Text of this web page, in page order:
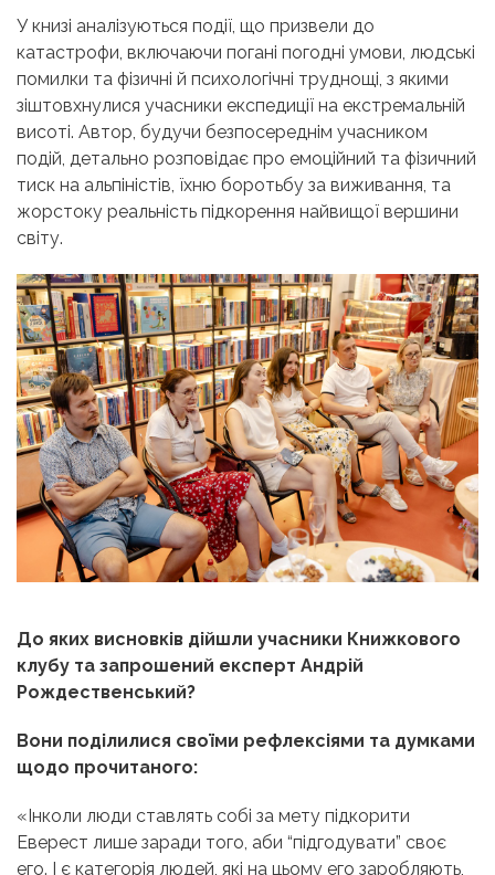
У книзі аналізуються події, що призвели до
катастрофи, включаючи погані погодні умови, людські
помилки та фізичні й психологічні труднощі, з якими
зіштовхнулися учасники експедиції на екстремальній
висоті. Автор, будучи безпосереднім учасником
подій, детально розповідає про емоційний та фізичний
тиск на альпіністів, їхню боротьбу за виживання, та
жорстоку реальність підкорення найвищої вершини
світу.
До яких висновків дійшли учасники Книжкового
клубу та запрошений експерт Андрій
Рождественський?
Вони поділилися своїми рефлексіями та думками
щодо прочитаного:
«Інколи люди ставлять собі за мету підкорити
Еверест лише заради того, аби “підгодувати” своє
его. І є категорія людей, які на цьому его заробляють,